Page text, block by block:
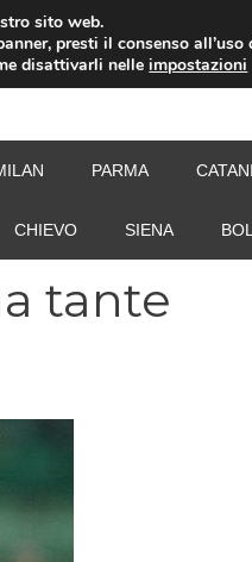
PARMA
CHIEVO SIENA
tante
sito web.
presti il consenso
disattivarli nelleimpostazioni